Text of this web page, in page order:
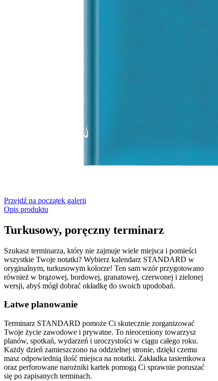
Przejdź na początek galerii
Opis produktu
Turkusowy, poręczny terminarz
Szukasz terminarza, który nie zajmuje wiele miejsca i pomieści
wszystkie Twoje notatki? Wybierz kalendarz STANDARD w
oryginalnym, turkusowym kolorze! Ten sam wzór przygotowano
również w brązowej, bordowej, granatowej, czerwonej i zielonej
wersji, abyś mógł dobrać okładkę do swoich upodobań.
Łatwe planowanie
Terminarz STANDARD pomoże Ci skutecznie zorganizować
Twoje życie zawodowe i prywatne. To nieoceniony towarzysz
planów, spotkań, wydarzeń i uroczystości w ciągu całego roku.
Każdy dzień zamieszczono na oddzielnej stronie, dzięki czemu
masz odpowiednią ilość miejsca na notatki. Zakładka tasiemkowa
oraz perforowane narożniki kartek pomogą Ci sprawnie poruszać
się po zapisanych terminach.